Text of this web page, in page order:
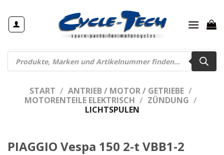
Inhalt
springen
Products
search
START / ANTRIEB / MOTOR / GETRIEBE /
MOTORENTEILE ELEKTRISCH / ZÜNDUNG /
LICHTSPULEN
PIAGGIO Vespa 150 2-t VBB1-2